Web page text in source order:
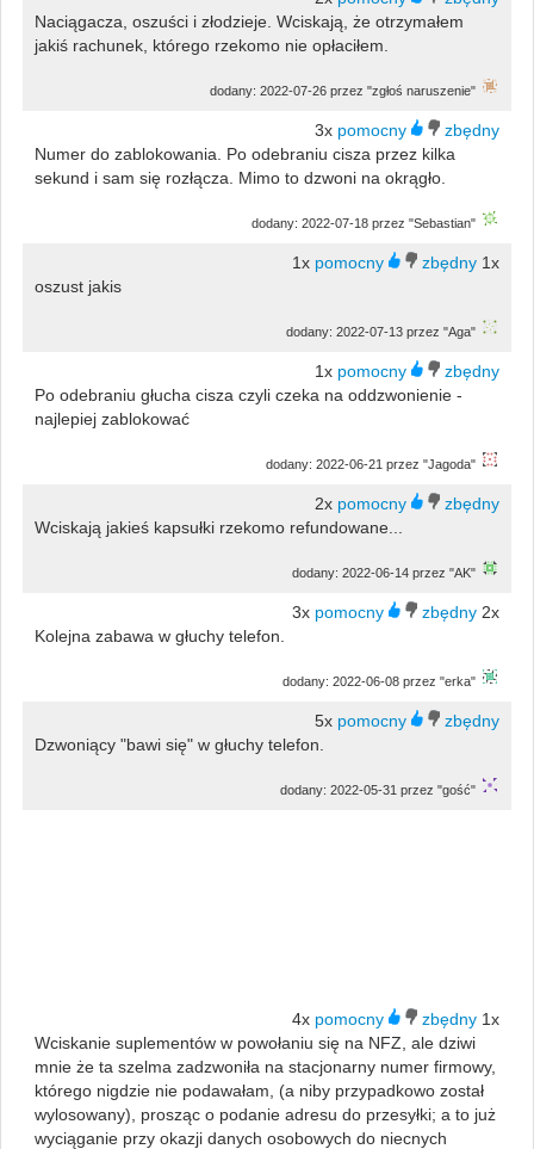
Naciągacza, oszuści i złodzieje. Wciskają, że otrzymałem
jakiś rachunek, którego rzekomo nie opłaciłem.
dodany: 2022-07-26 przez "zgłoś naruszenie"
3x
Numer do zablokowania. Po odebraniu cisza przez kilka
sekund i sam się rozłącza. Mimo to dzwoni na okrągło.
dodany: 2022-07-18 przez "Sebastian"
1x
1x
oszust jakis
dodany: 2022-07-13 przez "Aga"
1x
Po odebraniu głucha cisza czyli czeka na oddzwonienie -
najlepiej zablokować
dodany: 2022-06-21 przez "Jagoda"
2x
Wciskają jakieś kapsułki rzekomo refundowane...
dodany: 2022-06-14 przez "AK"
3x
2x
Kolejna zabawa w głuchy telefon.
dodany: 2022-06-08 przez "erka"
5x
Dzwoniący "bawi się" w głuchy telefon.
dodany: 2022-05-31 przez "gość"
4x
1x
Wciskanie suplementów w powołaniu się na NFZ, ale dziwi
mnie że ta szelma zadzwoniła na stacjonarny numer firmowy,
którego nigdzie nie podawałam, (a niby przypadkowo został
wylosowany), prosząc o podanie adresu do przesyłki; a to już
wyciąganie przy okazji danych osobowych do niecnych